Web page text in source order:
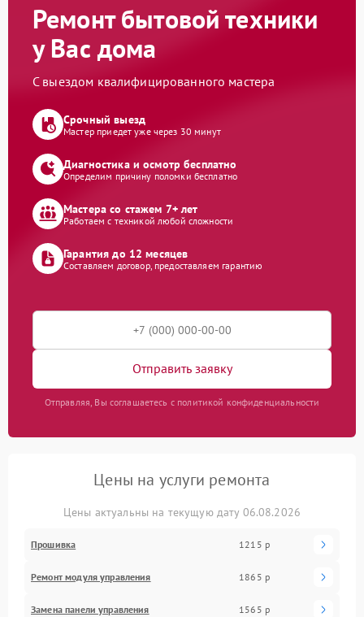
Ремонт бытовой техники
у Вас дома
С выездом квалифицированного мастера
Срочный выезд
Мастер приедет уже через 30 минут
Диагностика и осмотр бесплатно
Определим причину поломки бесплатно
Мастера со стажем 7+ лет
Работаем с техникой любой сложности
Гарантия до 12 месяцев
Составляем договор, предоставляем гарантию
Отправить заявку
Отправляя, Вы соглашаетесь с политикой конфиденциальности
Цены на услуги ремонта
Цены актуальны на текущую дату 06.08.2026
Прошивка 1215 р
Ремонт модуля управления 1865 р
Замена панели управления 1565 р